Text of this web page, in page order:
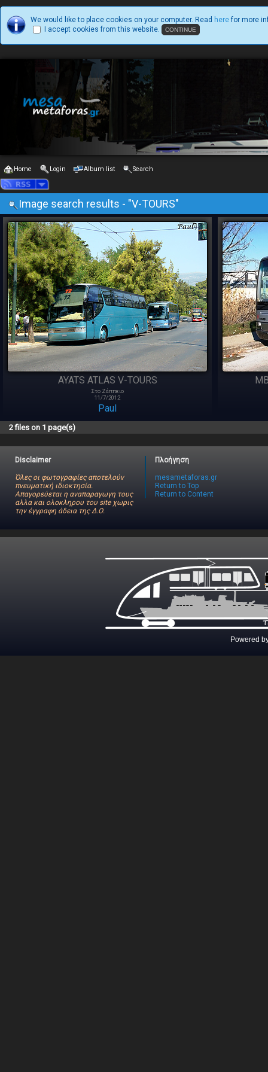
We would like to place cookies on your computer. Read here for more
I accept cookies from this website.
Home Login Album list Search
Image search results - "V-TOURS"
AYATS ATLAS V-TOURS
Στο Ζάππειο
11/7/2012
Paul
2 files on 1 page(s)
Disclaimer
Όλες οι φωτογραφίες αποτελούν
πνευματική ιδιοκτησία.
Απαγορεύεται η αναπαραγωγη τους
αλλα και ολοκληρου του site χωρις
την έγγραφη άδεια της Δ.Ο.
Πλοήγηση
mesametaforas.gr
Return to Top
Return to Content
Powered